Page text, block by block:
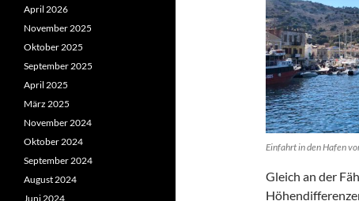
Einfahrt in den Hafen
Gleich an der
April 2026
November 2025
Oktober 2025
September 2025
April 2025
März 2025
November 2024
Oktober 2024
September 2024
August 2024
Juni 2024